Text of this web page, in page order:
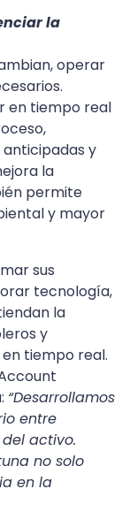
la
operar
en tiempo real
y
la
permite
y mayor
sus
tecnología,
la
y
tiempo real.
“Desarrollamos
entre
activo.
no solo
en la